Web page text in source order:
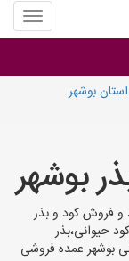
منوی
سایت
بذر
بوشهر
بوشهر
و فروش کود و بذر
حیوانی،بذر
بوشهر عمده فروشی